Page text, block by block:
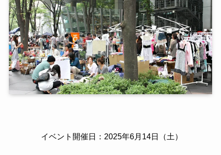
イベント開催日：2025年6月14日（土）